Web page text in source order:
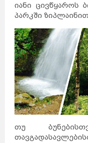
იანი ცივწყაროს
პარკში
თუ